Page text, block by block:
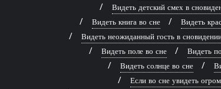
Видеть детский смех в
Видеть книга во сне
Видеть
Видеть неожиданный гость в
Видеть поле во сне
Видеть
Видеть солнце во сне
Если во сне увидеть